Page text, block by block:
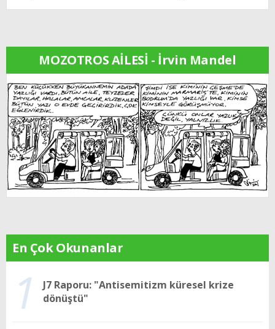
MOZOTROS AİLESİ - İrvin Mandel
En Çok Okunanlar
1
J7 Raporu: "Antisemitizm küresel krize
dönüştü"